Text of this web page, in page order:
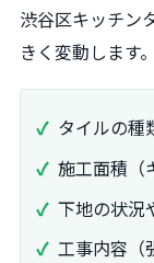
渋谷区キッチン
きく変動します。
タイルの種
施工面積（
下地の状況
工事内容（